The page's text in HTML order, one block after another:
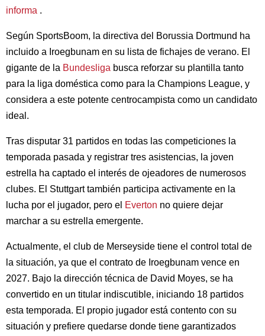
informa .
Según SportsBoom, la directiva del Borussia Dortmund ha
incluido a Iroegbunam en su lista de fichajes de verano. El
gigante de la Bundesliga busca reforzar su plantilla tanto
para la liga doméstica como para la Champions League, y
considera a este potente centrocampista como un candidato
ideal.
Tras disputar 31 partidos en todas las competiciones la
temporada pasada y registrar tres asistencias, la joven
estrella ha captado el interés de ojeadores de numerosos
clubes. El Stuttgart también participa activamente en la
lucha por el jugador, pero el Everton no quiere dejar
marchar a su estrella emergente.
Actualmente, el club de Merseyside tiene el control total de
la situación, ya que el contrato de Iroegbunam vence en
2027. Bajo la dirección técnica de David Moyes, se ha
convertido en un titular indiscutible, iniciando 18 partidos
esta temporada. El propio jugador está contento con su
situación y prefiere quedarse donde tiene garantizados